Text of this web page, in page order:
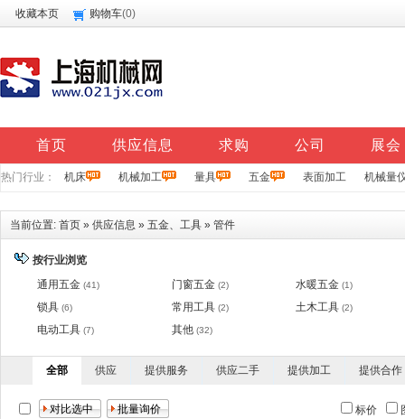
收藏本页 购物车(0)
首页 供应信息 求购 公司 展会
热门行业： 机床 机械加工 量具 五金 表面加工 机械量
当前位置: 首页 » 供应信息 » 五金、工具 » 管件
按行业浏览
通用五金 (41) 门窗五金 (2) 水暖五金 (1)
锁具 (6) 常用工具 (2) 土木工具 (2)
电动工具 (7) 其他 (32)
全部 供应 提供服务 供应二手 提供加工 提供合作
标价